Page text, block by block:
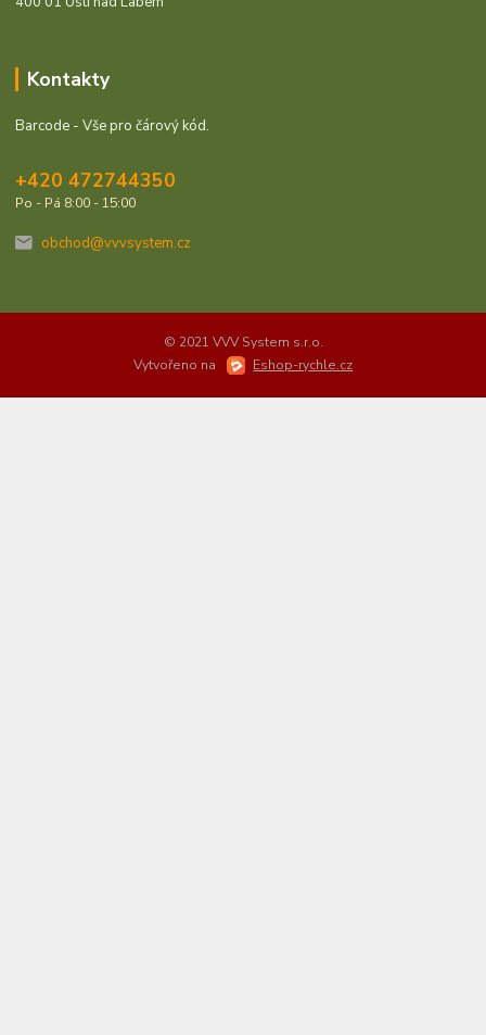
Kontakty
Barcode - Vše pro čárový kód.
+420 472744350
Po - Pá 8:00 - 15:00
obchod@vvvsystem.cz
© 2021 VVV System s.r.o.
Vytvořeno na
Eshop-rychle.cz